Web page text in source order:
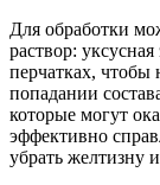
Для обработки
раствор:
перчатках,
попадании
которые могут
эффективно
убрать желтизну